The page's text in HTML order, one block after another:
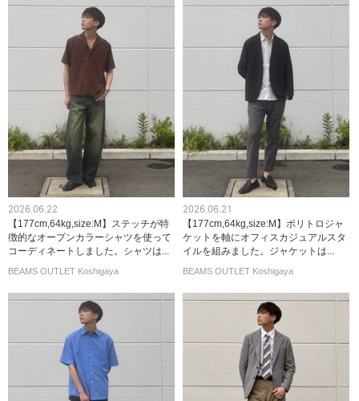
2026.06.22
【177cm,64kg,size:M】ステッチが特
徴的なオープンカラーシャツを使って
コーディネートしました。シャツは...
BEAMS OUTLET Koshigaya
2026.06.21
【177cm,64kg,size:M】ポリトロジャ
ケットを軸にオフィスカジュアルスタ
イルを組みました。ジャケットは...
BEAMS OUTLET Koshigaya